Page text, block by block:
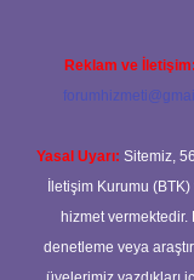
Reklam ve İletişim:
Yasal Uyarı: Sitemiz,
İletişim Kurumu
hizmet
denetleme veya